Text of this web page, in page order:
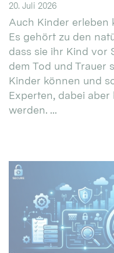
20. Juli 2026
Auch Kinder erleben
Es gehört zu den
dass sie ihr Kind vor
dem Tod und Trauer
Kinder können und
Experten, dabei
werden. ...